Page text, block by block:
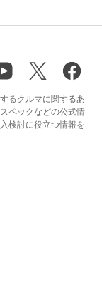
るクルマに関するあ
ペックなどの公式情
検討に役立つ情報を